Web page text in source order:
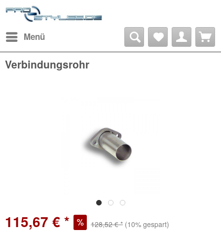
Menü
Verbindungsrohr
115,67 € * 128,52 € * (10% gespart)